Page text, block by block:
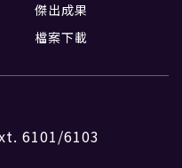
傑出成果
檔案下載
6101/6103